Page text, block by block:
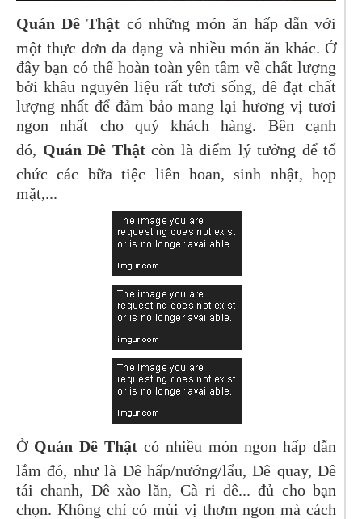
Quán Dê Thật có những món ăn hấp dẫn với
một thực đơn đa dạng và nhiều món ăn khác. Ở
đây bạn có thể hoàn toàn yên tâm về chất lượng
bởi khâu nguyên liệu rất tươi sống, dê đạt chất
lượng nhất để đảm bảo mang lại hương vị tươi
ngon nhất cho quý khách hàng. Bên cạnh
đó, Quán Dê Thậtcòn là điểm lý tưởng để tổ
chức các bữa tiệc liên hoan, sinh nhật, họp
mặt,...
Ở Quán Dê Thật có nhiều món ngon hấp dẫn
lắm đó, như là Dê hấp/nướng/lẩu, Dê quay, Dê
tái chanh, Dê xào lăn, Cà ri dê... đủ cho bạn
chọn. Không chỉ có mùi vị thơm ngon mà cách